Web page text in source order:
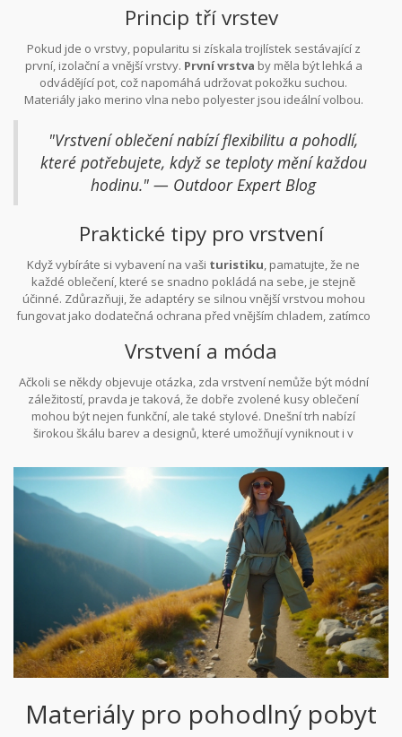
vás přiměje hledat stín pod nejbližším stromem. To je důvod, proč
je tak důležité mít na sobě několik tenkých vrstev, které lze
snadno přidat nebo odebrat podle potřeby. Nic nepřekoná pocit,
když si můžete z oblečení sundat jednu vrstvu a stále se cítit
pohodlně bez ohledu na podmínky.
Princip tří vrstev
Pokud jde o vrstvy, popularitu si získala trojlístek sestávající z
první, izolační a vnější vrstvy. První vrstva by měla být lehká a
odvádějící pot, což napomáhá udržovat pokožku suchou.
Materiály jako merino vlna nebo polyester jsou ideální volbou.
počasí. Fleece je oblíbený pro svou lehkost a schopnost udržet
teplo. Nakonec, vnější vrstvachrání proti větru a dešti. Lehká
nepromokavá bunda je must-have v každém batohu na
dovolenou v horách.
"Vrstvení oblečení nabízí flexibilitu a pohodlí,
které potřebujete, když se teploty mění každou
hodinu." — Outdoor Expert Blog
Praktické tipy pro vrstvení
Když vybíráte si vybavení na vaši turistiku, pamatujte, že ne
každé oblečení, které se snadno pokládá na sebe, je stejně
účinné. Zdůrazňuji, že adaptéry se silnou vnější vrstvou mohou
fungovat jako dodatečná ochrana před vnějším chladem, zatímco
minimálním množstvím hmoty. Uvědomte si, že balení oblečení by
okolnostem. Připravte se tak, že budete mít v batohu vždy volnou
vrstvu na vršení či sundání podle aktuální teploty a počasí.
Vrstvení a móda
Ačkoli se někdy objevuje otázka, zda vrstvení nemůže být módní
záležitostí, pravda je taková, že dobře zvolené kusy oblečení
mohou být nejen funkční, ale také stylové. Dnešní trh nabízí
širokou škálu barev a designů, které umožňují vyniknout i v
kombinování barev u izolačních fleeců či neotřelé střihy
nepromokavých bund, které dávají pocit, želetní výbava
nemusí
být nudná a jednotvárná. Vrstvení je tedy nejen otázkou
funkčnosti, ale také příležitostí ukázat svou osobnost a styl v
horském prostředí.
Materiály pro pohodlný pobyt